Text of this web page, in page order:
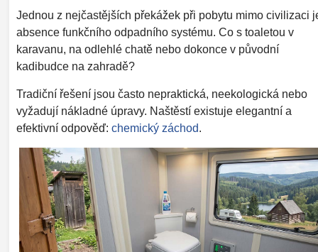
Jednou z nejčastějších překážek při pobytu mimo civilizaci
absence funkčního odpadního systému. Co s toaletou v
karavanu, na odlehlé chatě nebo dokonce v původní
kadibudce na zahradě?
Tradiční řešení jsou často nepraktická, neekologická nebo
vyžadují nákladné úpravy. Naštěstí existuje elegantní a
efektivní odpověď: chemický záchod.